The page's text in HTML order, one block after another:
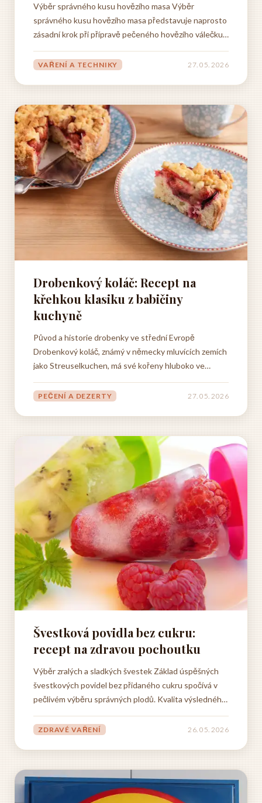
Výběr správného kusu hovězího masa Výběr
správného kusu hovězího masa představuje naprosto
zásadní krok při přípravě pečeného hovězího válečku,
který rozhoduje o konečné chuti, šťavnatosti a
celkové kvalitě tohoto oblíbeného pokrmu. Mnoho
VAŘENÍ A TECHNIKY 27. 05. 2026
Drobenkový koláč: Recept na
křehkou klasiku z babičiny
kuchyně
Původ a historie drobenky ve střední Evropě
Drobenkový koláč, známý v německy mluvících zemích
jako Streuselkuchen, má své kořeny hluboko ve
období pozdního středověku a raného novověku.
PEČENÍ A DEZERTY 27. 05. 2026
Švestková povidla bez cukru:
recept na zdravou pochoutku
Výběr zralých a sladkých švestek Základ úspěšných
švestkových povidel bez přidaného cukru spočívá v
pečlivém výběru správných plodů. Kvalita výsledného
použitých švestek, proto je tento krok naprosto
ZDRAVÉ VAŘENÍ 26. 05. 2026